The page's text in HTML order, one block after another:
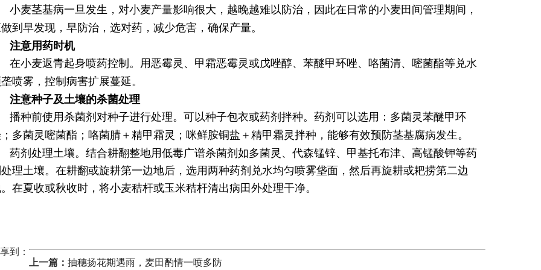
小麦茎基病一旦发生，对小麦产量影响很大，越晚越难以防治，因此在日常的小麦田间管理期间，
到早发现，早防治，选对药，减少危害，确保产量。
注意用药时机
在小麦返青起身喷药控制。用恶霉灵、甲霜恶霉灵或戊唑醇、苯醚甲环唑、咯菌清、嘧菌酯等兑水
喷雾，控制病害扩展蔓延。
注意种子及土壤的杀菌处理
播种前使用杀菌剂对种子进行处理。可以种子包衣或药剂拌种。药剂可以选用：多菌灵苯醚甲环
多菌灵嘧菌酯；咯菌腈＋精甲霜灵；咪鲜胺铜盐＋精甲霜灵拌种，能够有效预防茎基腐病发生。
药剂处理土壤。结合耕翻整地用低毒广谱杀菌剂如多菌灵、代森锰锌、甲基托布津、高锰酸钾等药
理土壤。在耕翻或旋耕第一边地后，选用两种药剂兑水均匀喷雾垡面，然后再旋耕或耙捞第二边
在夏收或秋收时，将小麦秸杆或玉米秸杆清出病田外处理干净。
到：
上一篇： 抽穗扬花期遇雨，麦田酌情一喷多防